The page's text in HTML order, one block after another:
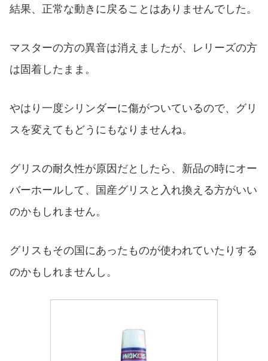
結果、正常な動きに戻ることはありませんでした。
マスターの方の異音は消えましたが、レリーズの方
は固着したまま。
やはり一度シリンダーに傷がついているので、グリ
スを変えてもどうにもなりませんね。
グリスの耐久性が原因だとしたら、新品の時にオー
バーホールして、国産グリスと入れ換える方がいい
のかもしれません。
グリスもその国にあったものが使われていたりする
のかもしれませんし。